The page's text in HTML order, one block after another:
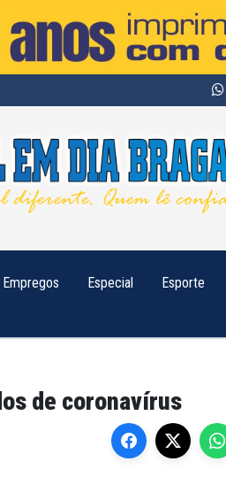
Empregos Especial Esporte
de coronavírus